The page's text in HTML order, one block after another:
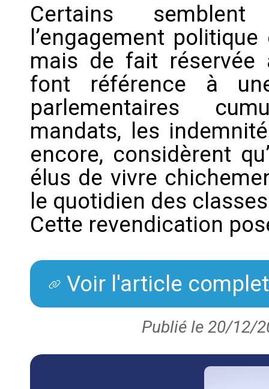
Certains
l’engagement
mais de fait réservée
font référence à
parlementaires
mandats, les
encore, considèrent
élus de vivre
le quotidien des
Cette revendication
Voir l'article
Publié le 20/12/